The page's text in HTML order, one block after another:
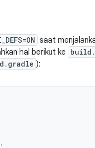
saat
hal berikut ke
):